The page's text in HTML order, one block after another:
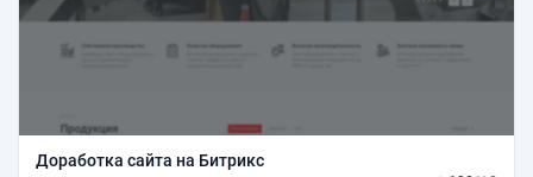
Доработка сайта на Битрикс